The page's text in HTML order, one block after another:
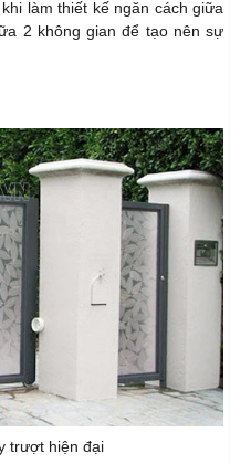
làm thiết kế ngăn cách giữa
2 không gian để tạo nên sự
trượt hiện đại